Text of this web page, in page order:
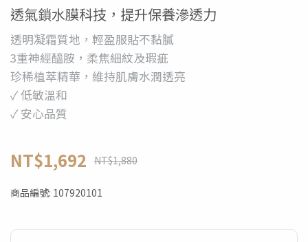
透明凝霜質地，輕盈服貼不黏膩​
3重神經醯胺，柔焦細紋及瑕疵​
珍稀植萃精華，維持肌膚水潤透亮​
✓ 低敏溫和
✓ 安心品質
透氣鎖水膜科技，提升保養滲透力
NT$1,692 NT$1,880
商品編號: 107920101